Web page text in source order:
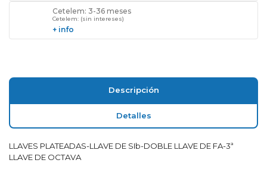
Cetelem: 3-36 meses
Cetelem: (sin intereses)
+ info
Descripción
Detalles
LLAVES PLATEADAS-LLAVE DE SIb-DOBLE LLAVE DE FA-3ª
LLAVE DE OCTAVA